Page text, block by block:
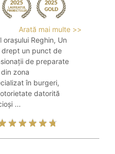
Arată mai multe >>
Reghin, Un
drept un punct de
de preparate
zona
în burgeri,
datorită
...